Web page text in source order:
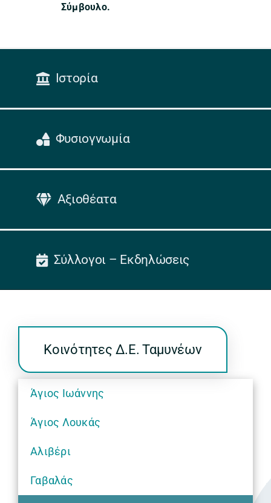
Σύμβουλο.
Ιστορία
Φυσιογνωμία
Αξιοθέατα
Σύλλογοι – Εκδηλώσεις
Κοινότητες Δ.Ε. Ταμυνέων
Άγιος Ιωάννης
Άγιος Λουκάς
Αλιβέρι
Γαβαλάς